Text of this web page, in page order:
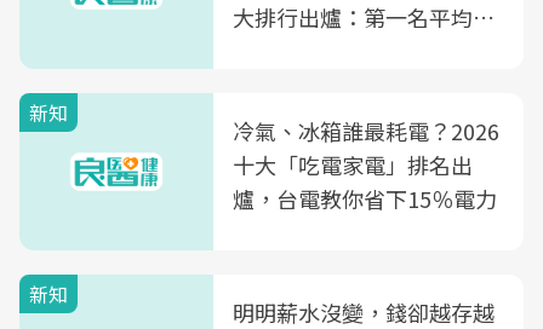
大排行出爐：第一名平均一
新知
冷氣、冰箱誰最耗電？2026
十大「吃電家電」排名出
爐，台電教你省下15％電力
新知
明明薪水沒變，錢卻越存越